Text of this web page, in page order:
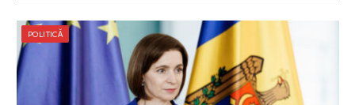
POLITICĂ